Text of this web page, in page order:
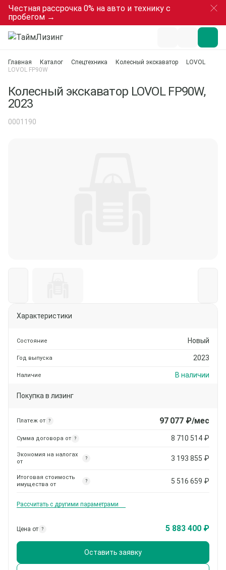
Честная рассрочка 0% на авто и технику с
пробегом →
Главная Каталог Спецтехника Колесный экскаватор
LOVOL
LOVOL FP90W
Колесный экскаватор LOVOL FP90W,
2023
0001190
Характеристики
Состояние Новый
Год выпуска 2023
Наличие В наличии
Покупка в лизинг
Платеж от ? 97 077₽/мес
Сумма договора от ? 8 710 514 ₽
Экономия на налогах
от
? 3 193 855 ₽
Итоговая стоимость
имущества от
? 5 516 659 ₽
Рассчитать с другими параметрами
Цена от ? 5 883 400 ₽
Оставить заявку